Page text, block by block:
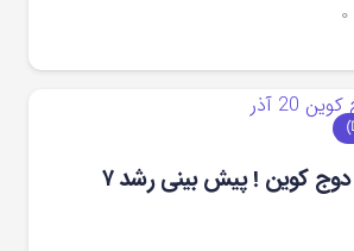
۰
تحلیل قیمت دوج کوین ! پیش بینی رشد ۷